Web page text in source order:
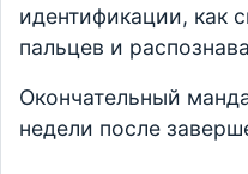
идентификации, как
пальцев и
Окончательный
недели после